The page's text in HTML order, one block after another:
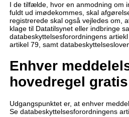
I de tilfælde, hvor en anmodning om
fuldt ud imødekommes, skal
registrerede skal også vejledes om,
klage til Datatilsynet eller indbringe
databeskyttelsesforordningens
artikel 79, samt
Enhver
hovedregel gratis
Udgangspunktet er, at enhver
Se databeskyttelsesforordningens